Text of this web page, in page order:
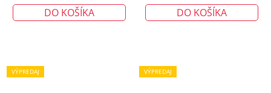
DO KOŠÍKA DO KOŠÍKA
VÝPREDAJ VÝPREDAJ